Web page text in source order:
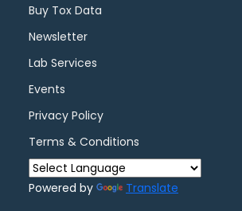
Buy Tox Data
Newsletter
Lab Services
Events
Privacy Policy
Terms & Conditions
Powered by Translate